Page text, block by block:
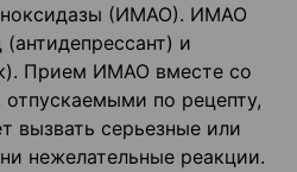
(ИМАО). ИМАО
и
Прием ИМАО вместе со
по рецепту,
вызвать серьезные или
нежелательные реакции.